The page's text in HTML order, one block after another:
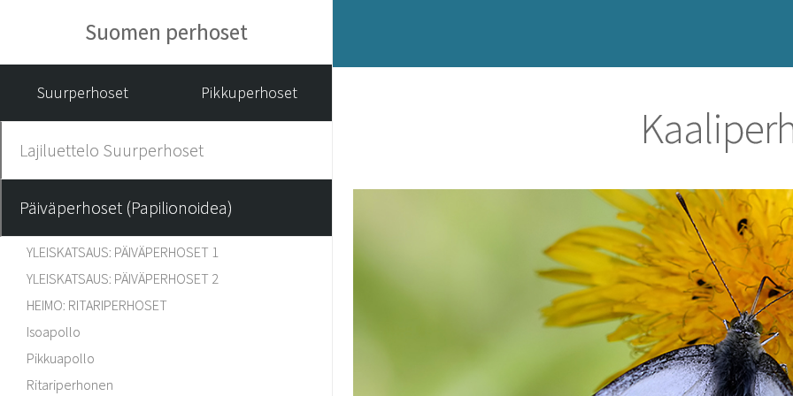
Suomen perhoset
Suurperhoset Pikkuperhoset
Lajiluettelo Suurperhoset
Päiväperhoset (Papilionoidea)
YLEISKATSAUS: PÄIVÄPERHOSET 1
YLEISKATSAUS: PÄIVÄPERHOSET 2
HEIMO: RITARIPERHOSET
Isoapollo
Pikkuapollo
Ritariperhonen